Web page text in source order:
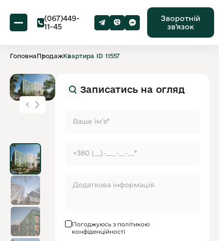
(067)449-
11-45
Зворотній
звʼязок
ГоловнаПродажКвартира ID 11557
Записатись на огляд
Погоджуюсь з політикою
конфіденційності